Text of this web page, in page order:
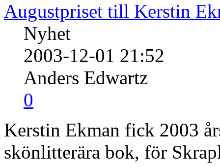
Augustpriset till Kerstin
Nyhet
2003-12-01 21:52
Anders Edwartz
0
Kerstin Ekman fick 2003
skönlitterära bok, för